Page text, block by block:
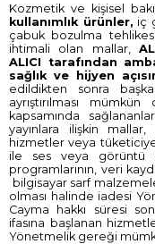
Kozmetik ve kişisel
kullanımlık ürünler, iç
çabuk bozulma
ihtimali olan mallar,
ALICI tarafından
sağlık ve hijyen
edildikten sonra
ayrıştırılması
kapsamında
yayınlara ilişkin
hizmetler veya
ile ses veya görüntü
programlarının, veri
bilgisayar sarf
olması halinde iadesi
Cayma hakkı süresi
ifasına başlanan
Yönetmelik gereği